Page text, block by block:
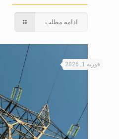
ادامه مطلب
فوریه 1, 2026